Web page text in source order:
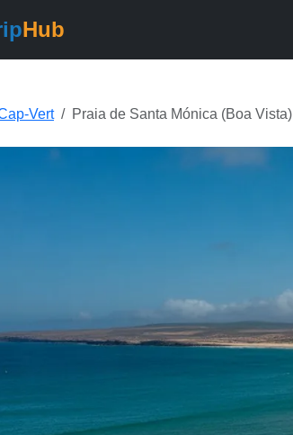
Hub
Vert Praia de Santa Mónica (Boa Vista)